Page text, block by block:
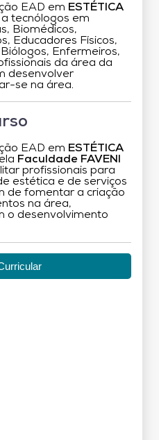
EAD em ESTÉTICA
tecnólogos em
Biomédicos,
Educadores Físicos,
Enfermeiros,
da área da
desenvolver
se na área.
EAD em ESTÉTICA
Faculdade FAVENI
profissionais para
estética e de serviços
de fomentar a criação
na área,
o desenvolvimento